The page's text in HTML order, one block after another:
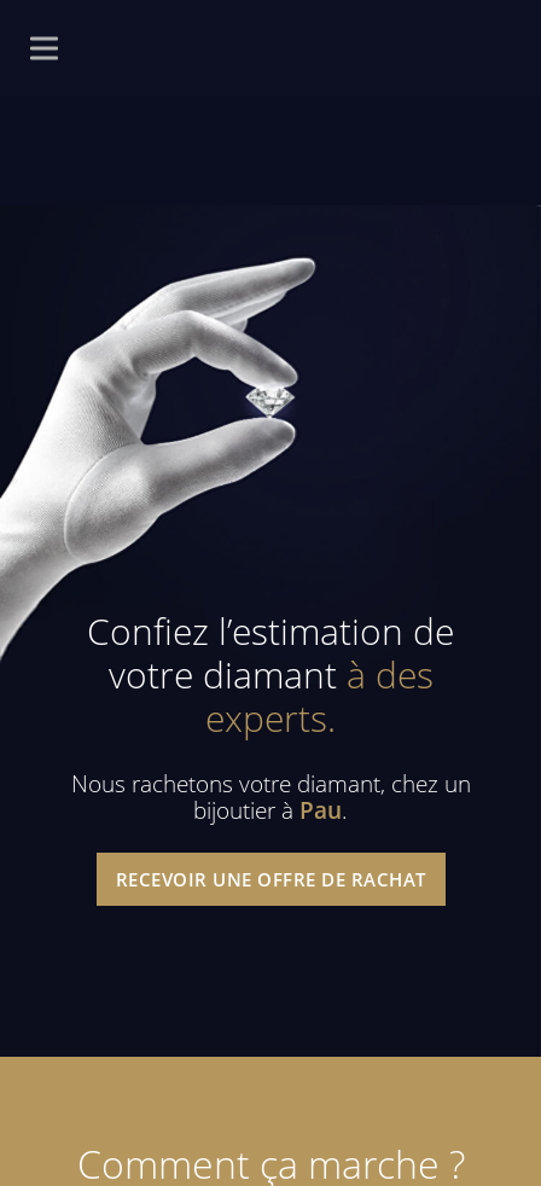
Confiez l’estimation de
votre diamantà des
experts.
Nous rachetons votre diamant, chez un
bijoutier à Pau.
RECEVOIR UNE OFFRE DE RACHAT
Comment ça marche ?